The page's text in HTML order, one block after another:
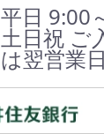
平日 9:00
土日祝 ご
は翌営業日